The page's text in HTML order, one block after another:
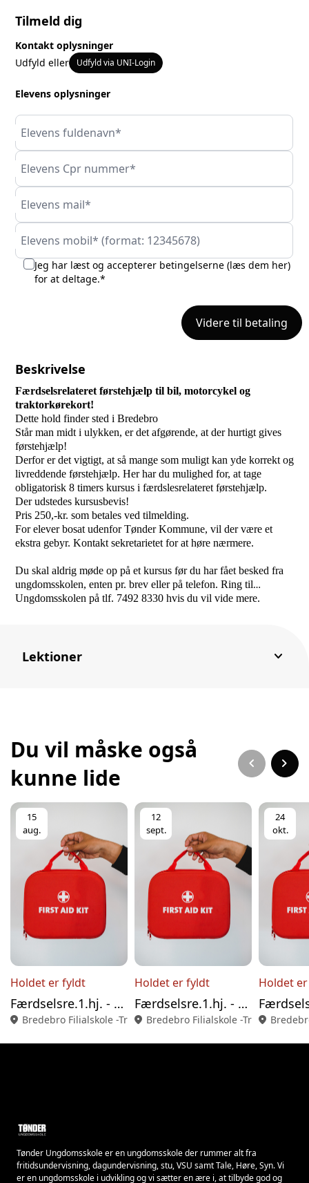
Tilmeld dig
Kontakt oplysninger
Udfyld eller
Udfyld via UNI-Login
Elevens oplysninger
Elevens fuldenavn*
Elevens Cpr nummer*
Elevens mail*
Elevens mobil* (format: 12345678)
Jeg har læst og accepterer betingelserne (læs dem her)
for at deltage.*
Videre til betaling
Beskrivelse
Færdselsrelateret førstehjælp til bil, motorcykel og
traktorkørekort!
Dette hold finder sted i Bredebro
Står man midt i ulykken, er det afgørende, at der hurtigt gives
førstehjælp!
Derfor er det vigtigt, at så mange som muligt kan yde korrekt og
livreddende førstehjælp. Her har du mulighed for, at tage
obligatorisk 8 timers kursus i færdslesrelateret førstehjælp.
Der udstedes kursusbevis!
Pris 250,-kr. som betales ved tilmelding.
For elever bosat udenfor Tønder Kommune, vil der være et
ekstra gebyr. Kontakt sekretarietet for at høre nærmere.
Du skal aldrig møde op på et kursus før du har fået besked fra
ungdomsskolen, enten pr. brev eller på telefon. Ring til
Ungdomsskolen på tlf. 7492 8330 hvis du vil vide mere.
Lektioner keyboard_arrow_down
Du vil måske også
kunne lide
chevron_left chevron_right
15
aug.
Holdet er fyldt
Færdselsre.1.hj. - BIL 15.08.26
location_on Bredebro Filialskole -Trælborgvej 1, 6261 Bredebro
12
sept.
Holdet er fyldt
Færdselsre.1.hj. - BIL 12.09.26
location_on Bredebro Filialskole -Trælborgvej
24
okt.
Holdet
location_on
Tønder Ungdomsskole er en ungdomsskole der rummer alt fra
fritidsundervisning, dagundervisning, stu, VSU samt Tale, Høre, Syn. Vi
er en ungdomsskole i udvikling og vi sætter en ære i, at tilbyde god og